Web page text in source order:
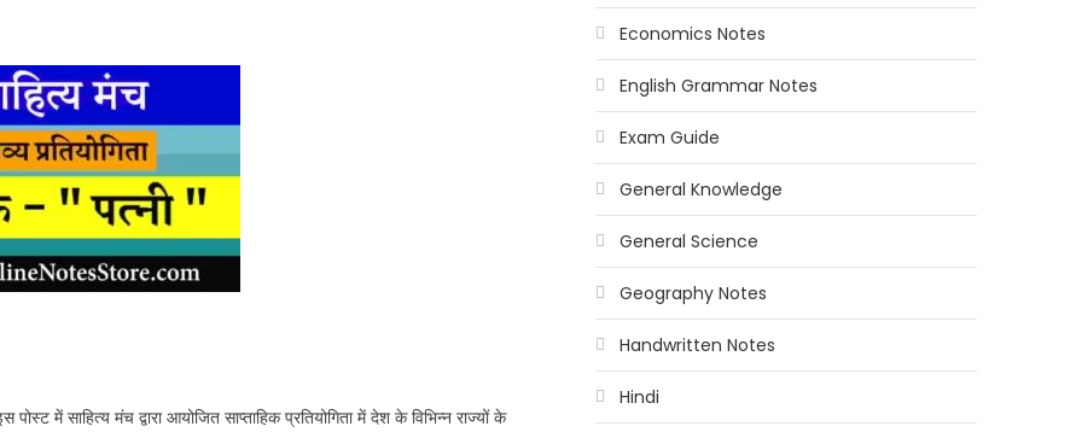
पोस्ट में साहित्य मंच द्वारा आयोजित साप्ताहिक प्रतियोगिता में देश के विभिन्न राज्यों के
Economics Notes
English Grammar Notes
Exam Guide
General Knowledge
General Science
Geography Notes
Handwritten Notes
Hindi